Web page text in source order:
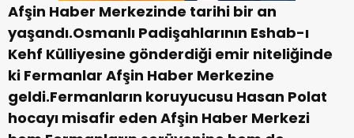
Afşin Haber Merkezinde tarihi bir an
yaşandı.Osmanlı Padişahlarının Eshab-ı
Kehf Külliyesine gönderdiği emir niteliğinde
ki Fermanlar Afşin Haber Merkezine
geldi.Fermanların koruyucusu Hasan Polat
hocayı misafir eden Afşin Haber Merkezi